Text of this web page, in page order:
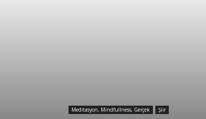
Meditasyon, Mindfullness, Gerçek Şiir